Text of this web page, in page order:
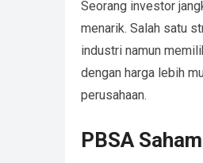
Seorang investor
menarik. Salah satu
industri namun
dengan harga lebih
perusahaan.
PBSA